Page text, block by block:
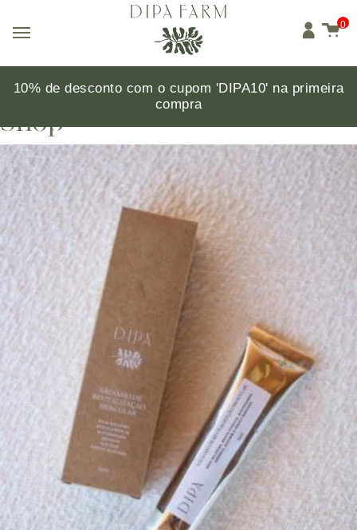
0
10% de desconto com o cupom 'DIPA10' na primeira
compra
Início/ Shop
Shop